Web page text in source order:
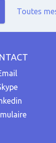
Toutes